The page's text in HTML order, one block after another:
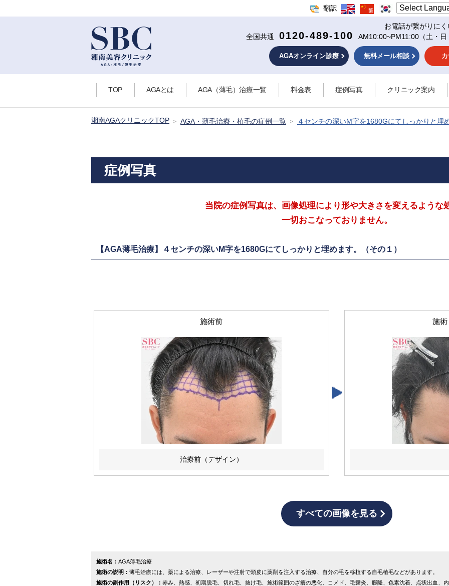
翻訳
お電話が繋がりに
全国共通
0120-489-100 AM10:00~PM11:00 （土・
AGAオンライン診療 無料メール相談
TOP AGAとは AGA（薄毛）治療一覧 料金表 症例写真 クリニック案内
湘南AGAクリニックTOP AGA・薄毛治療・植毛の症例一覧 ４センチの深いM字を1680Gにてしっかりと埋
症例写真
当院の症例写真は、画像処理により形や大きさを変えるような
一切おこなっておりません。
【AGA薄毛治療】４センチの深いM字を1680Gにてしっかりと埋めます。（その１）
施術前
治療前（デザイン）
施術
すべての画像を見る
施術名： AGA薄毛治療
施術の説明： 薄毛治療には、薬による治療、レーザーや注射で頭皮に薬剤を注入する治療、自分の毛を移植する自毛植毛などがあります。
施術の副作用（リスク）： 赤み、熱感、初期脱毛、切れ毛、抜け毛、施術範囲のざ瘡の悪化、コメド、毛嚢炎、膨隆、色素沈着、点状出血、